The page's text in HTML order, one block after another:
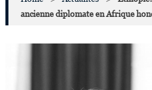
ancienne diplomate en Afrique